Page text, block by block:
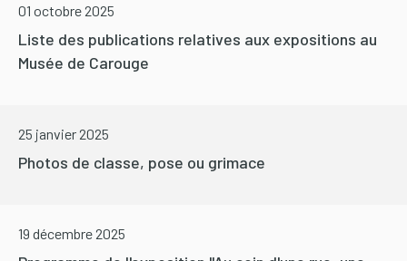
Liste des publications relatives aux expositions au
Musée de Carouge
01 octobre 2025
Photos de classe, pose ou grimace
25 janvier 2025
19 décembre 2025